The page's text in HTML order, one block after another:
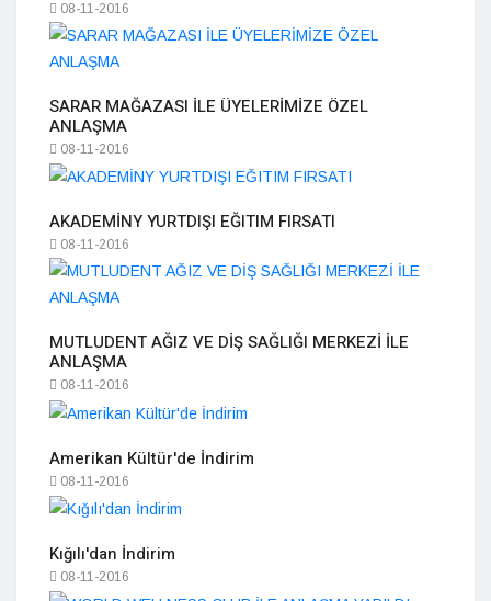
08-11-2016
SARAR MAĞAZASI İLE ÜYELERİMİZE ÖZEL
ANLAŞMA
08-11-2016
AKADEMİNY YURTDIŞI EĞITIM FIRSATI
08-11-2016
MUTLUDENT AĞIZ VE DİŞ SAĞLIĞI MERKEZİ İLE
ANLAŞMA
08-11-2016
Amerikan Kültür'de İndirim
08-11-2016
Kığılı'dan İndirim
08-11-2016